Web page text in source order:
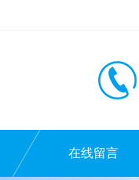
在线留言